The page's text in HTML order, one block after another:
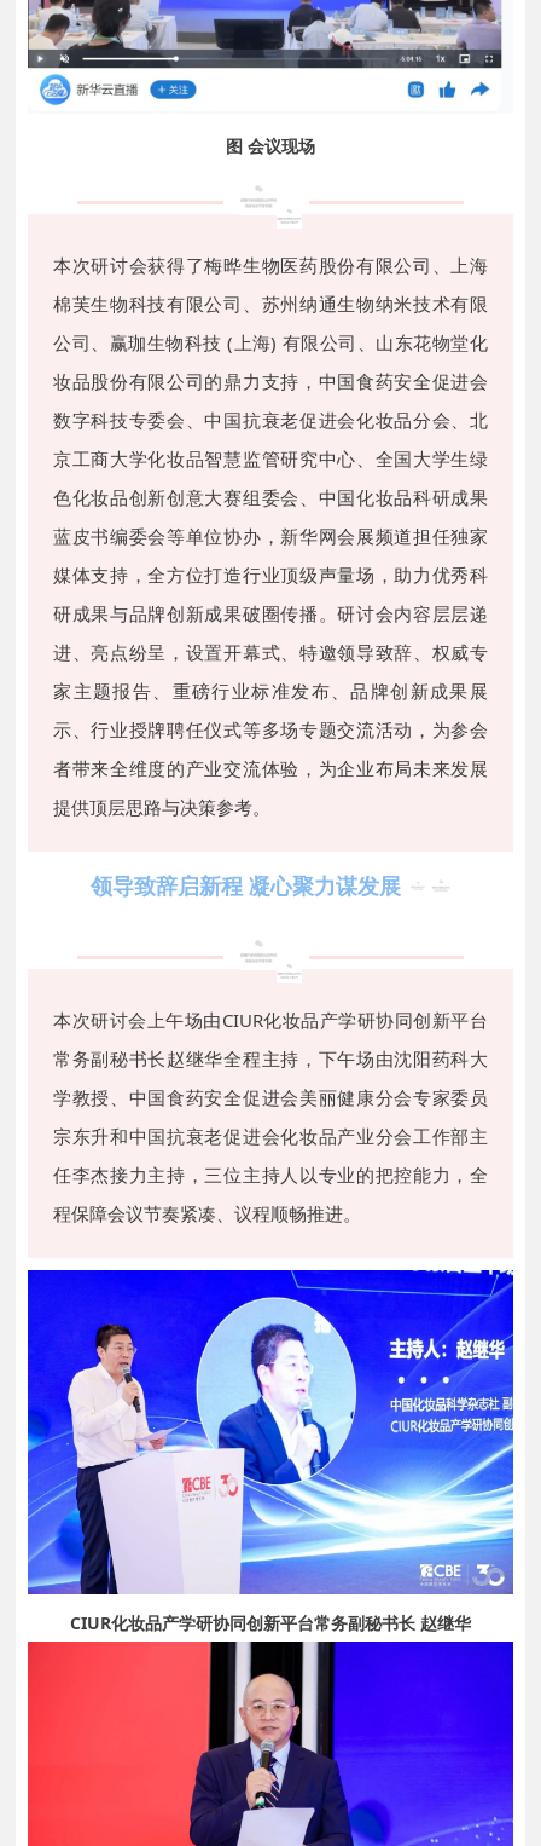
图 会议现场
本次研讨会获得了梅晔生物医药股份有限公司、上海
棉芙生物科技有限公司、苏州纳通生物纳米技术有限
公司、赢珈生物科技 (上海) 有限公司、山东花物堂化
妆品股份有限公司的鼎力支持，中国食药安全促进会
数字科技专委会、中国抗衰老促进会化妆品分会、北
京工商大学化妆品智慧监管研究中心、全国大学生绿
色化妆品创新创意大赛组委会、中国化妆品科研成果
蓝皮书编委会等单位协办，新华网会展频道担任独家
媒体支持，全方位打造行业顶级声量场，助力优秀科
研成果与品牌创新成果破圈传播。研讨会内容层层递
进、亮点纷呈，设置开幕式、特邀领导致辞、权威专
家主题报告、重磅行业标准发布、品牌创新成果展
示、行业授牌聘任仪式等多场专题交流活动，为参会
者带来全维度的产业交流体验，为企业布局未来发展
提供顶层思路与决策参考。
领导致辞启新程 凝心聚力谋发展
本次研讨会上午场由CIUR化妆品产学研协同创新平台
常务副秘书长赵继华全程主持，下午场由沈阳药科大
学教授、中国食药安全促进会美丽健康分会专家委员
宗东升和中国抗衰老促进会化妆品产业分会工作部主
任李杰接力主持，三位主持人以专业的把控能力，全
程保障会议节奏紧凑、议程顺畅推进。
CIUR化妆品产学研协同创新平台常务副秘书长 赵继华